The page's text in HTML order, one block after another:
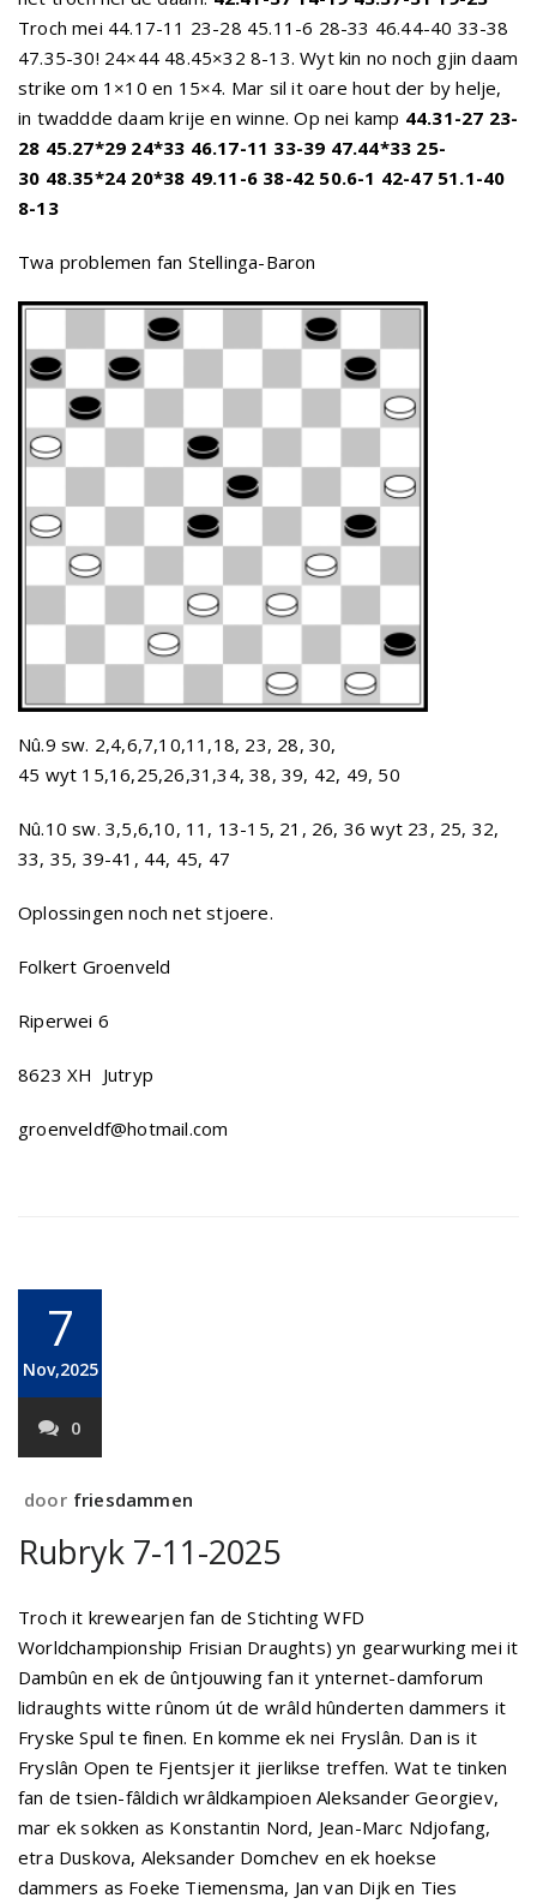
Troch mei 44.17-11 23-28 45.11-6 28-33 46.44-40 33-38
47.35-30! 24×44 48.45×32 8-13. Wyt kin no noch gjin daam
strike om 1×10 en 15×4. Mar sil it oare hout der by helje,
in twaddde daam krije en winne. Op nei kamp 44.31-27 23-
28 45.27*29 24*33 46.17-11 33-39 47.44*33 25-
30 48.35*24 20*38 49.11-6 38-42 50.6-1 42-47 51.1-40
8-13
Twa problemen fan Stellinga-Baron
Nû.9 sw. 2,4,6,7,10,11,18, 23, 28, 30,
45 wyt 15,16,25,26,31,34, 38, 39, 42, 49, 50
Nû.10 sw. 3,5,6,10, 11, 13-15, 21, 26, 36 wyt 23, 25, 32,
33, 35, 39-41, 44, 45, 47
Oplossingen noch net stjoere.
Folkert Groenveld
Riperwei 6
8623 XH Jutryp
groenveldf@hotmail.com
7
Nov,2025
0
door friesdammen
Rubryk 7-11-2025
Troch it krewearjen fan de Stichting WFD
Worldchampionship Frisian Draughts) yn gearwurking mei it
Dambûn en ek de ûntjouwing fan it ynternet-damforum
lidraughts witte rûnom út de wrâld hûnderten dammers it
Fryske Spul te finen. En komme ek nei Fryslân. Dan is it
Fryslân Open te Fjentsjer it jierlikse treffen. Wat te tinken
fan de tsien-fâldich wrâldkampioen Aleksander Georgiev,
mar ek sokken as Konstantin Nord, Jean-Marc Ndjofang,
etra Duskova, Aleksander Domchev en ek hoekse
dammers as Foeke Tiemensma, Jan van Dijk en Ties